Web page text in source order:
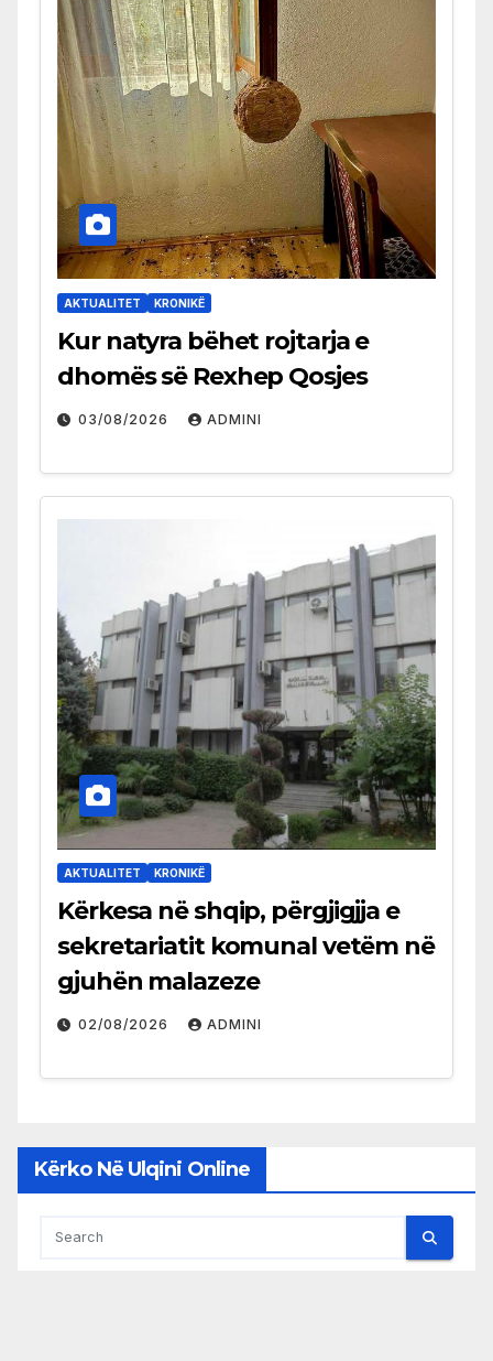
AKTUALITET KRONIKË
Kur natyra bëhet rojtarja e
dhomës së Rexhep Qosjes
03/08/2026 ADMINI
AKTUALITET KRONIKË
Kërkesa në shqip, përgjigjja e
sekretariatit komunal vetëm në
gjuhën malazeze
02/08/2026 ADMINI
Kërko Në Ulqini Online